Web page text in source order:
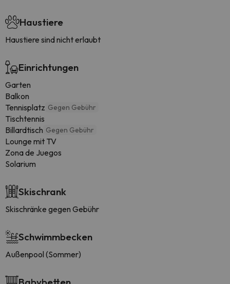
Haustiere
Haustiere sind nicht erlaubt
Einrichtungen
Garten
Balkon
Tennisplatz Gegen Gebühr
Tischtennis
Billardtisch Gegen Gebühr
Lounge mit TV
Zona de Juegos
Solarium
Skischrank
Skischränke gegen Gebühr
Schwimmbecken
Außenpool (Sommer)